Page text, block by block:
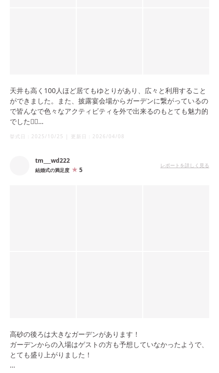
天井も高く100人ほど居てもゆとりがあり、広々と利用すること
ができました。また、披露宴会場からガーデンに繋がっているの
で皆んなで色々なアクティビティを外で出来るのもとても魅力的
でした👌🏻
迫力で見れるのも珍しくて良かった点の1つです！
挙式日： 2025/10/25 | 更新日： 2026/04/08
tm___wd222
結婚式の満足度 5
レポートを詳しく見る
高砂の後ろは大きなガーデンがあります！
ガーデンからの入場はゲストの方も予想していなかったようで、
とても盛り上がりました！